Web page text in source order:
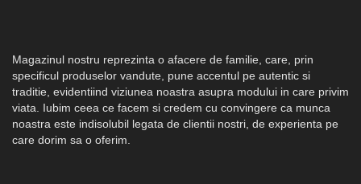
Magazinul nostru reprezinta o afacere de familie, care, prin
specificul produselor vandute, pune accentul pe autentic si
traditie, evidentiind viziunea noastra asupra modului in care privim
viata. Iubim ceea ce facem si credem cu convingere ca munca
noastra este indisolubil legata de clientii nostri, de experienta pe
care dorim sa o oferim.